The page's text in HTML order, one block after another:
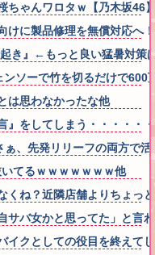
ちゃんワロタｗ【乃木坂46
けに製品修理を無償対応へ
き』←もっと良い猛暑対策
ンソーで竹を切るだけで
は思わなかったな他
』をしてしまう・・・・・
、先発リリーフの両方で活
てるｗｗｗｗｗｗｗ他
くね？近隣店舗よりちょっ
サバ女かと思ってた」と
イクとしての役目を終えて